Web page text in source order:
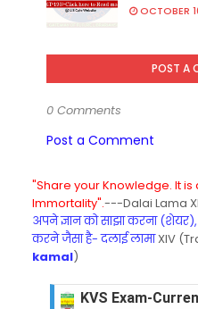
OCTOBER
POST A
0 Comments
Post a Comment
"Share your Knowledge. It is
Immortality".---Dalai Lama
अपने ज्ञान को साझा करना
करने जैसा है- दलाई लामाXIV
kamal)
KVS Exam-